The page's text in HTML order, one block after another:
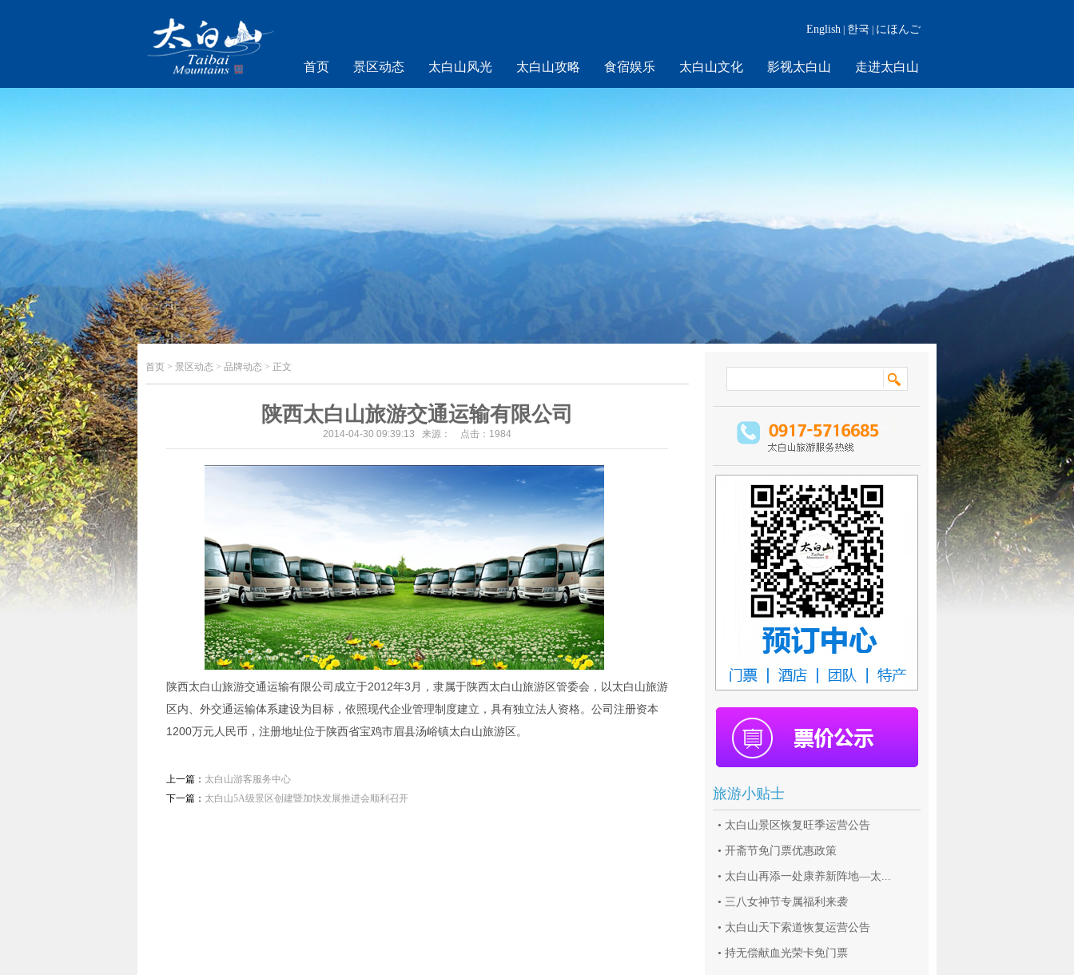
English 한국 にほんご
首页 景区动态 太白山风光 太白山攻略 食宿娱乐 太白山文化 影视太白山 走进太白山
首页 > 景区动态 > 品牌动态 > 正文
陕西太白山旅游交通运输有限公司
2014-04-30 09:39:13 来源： 点击： 1984
陕西太白山旅游交通运输有限公司成立于2012年3月，隶属于陕西太白山旅游区管委会，以太白山旅游
区内、外交通运输体系建设为目标，依照现代企业管理制度建立，具有独立法人资格。公司注册资本
1200万元人民币，注册地址位于陕西省宝鸡市眉县汤峪镇太白山旅游区。
上一篇： 太白山游客服务中心
下一篇： 太白山5A级景区创建暨加快发展推进会顺利召开 旅游小贴士
• 太白山景区恢复旺季运营公告
• 开斋节免门票优惠政策
• 太白山再添一处康养新阵地—太...
• 三八女神节专属福利来袭
• 太白山天下索道恢复运营公告
• 持无偿献血光荣卡免门票